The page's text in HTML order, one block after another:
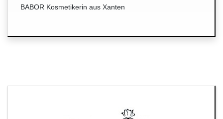
BABOR Kosmetikerin aus Xanten